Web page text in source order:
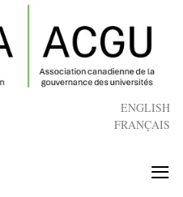
to
main
content
ENGLISH
FRANÇAIS
≡